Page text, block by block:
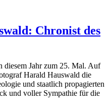
Chronist des
Jahr zum 25. Mal. Auf
Harald Hauswald die
und staatlich propagierten
und voller Sympathie für die